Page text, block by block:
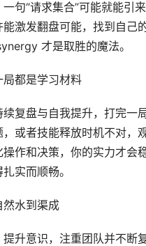
句“请求集合”可能就能引
激发翻盘可能，找到自
才是取胜的魔法。
都是学习材料
复盘与自我提升，打完
或者技能释放时机不对，
作和决策，你的实力才
实而顺畅。
然水到渠成
升意识，注重团队并不